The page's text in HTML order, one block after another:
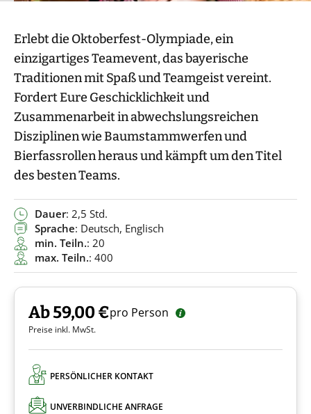
Erlebt die Oktoberfest-Olympiade, ein
einzigartiges Teamevent, das bayerische
Traditionen mit Spaß und Teamgeist vereint.
Fordert Eure Geschicklichkeit und
Zusammenarbeit in abwechslungsreichen
Disziplinen wie Baumstammwerfen und
Bierfassrollen heraus und kämpft um den Titel
des besten Teams.
Dauer: 2,5 Std.
Sprache: Deutsch, Englisch
min. Teiln.: 20
max. Teiln.: 400
Ab 59,00 €pro Person
Preise inkl. MwSt.
PERSÖNLICHER KONTAKT
UNVERBINDLICHE ANFRAGE